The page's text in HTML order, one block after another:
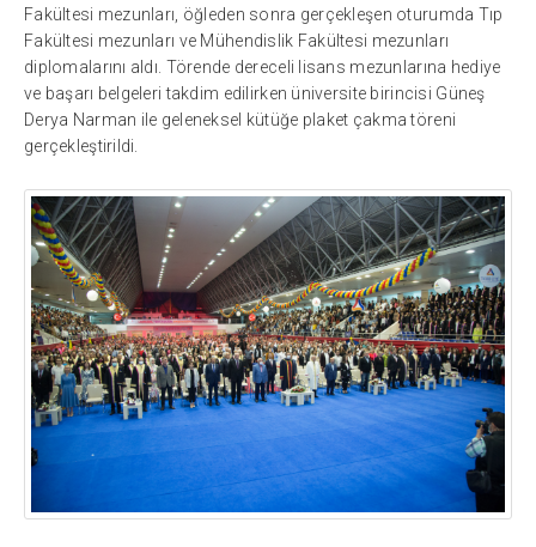
Fakültesi mezunları, öğleden sonra gerçekleşen oturumda Tıp
Fakültesi mezunları ve Mühendislik Fakültesi mezunları
diplomalarını aldı. Törende dereceli lisans mezunlarına hediye
ve başarı belgeleri takdim edilirken üniversite birincisi Güneş
Derya Narman ile geleneksel kütüğe plaket çakma töreni
gerçekleştirildi.